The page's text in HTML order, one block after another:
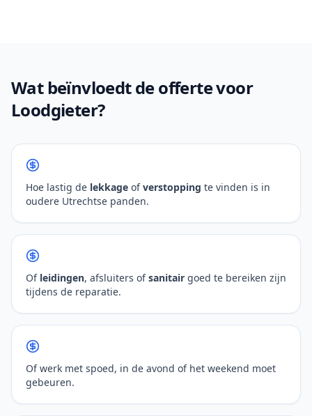
Wat beïnvloedt de offerte voor
Loodgieter?
Hoe lastig de lekkage ofverstopping te vinden is in
oudere Utrechtse panden.
Of leidingen, afsluiters ofsanitair goed te bereiken zijn
tijdens de reparatie.
Of werk met spoed, in de avond of het weekend moet
gebeuren.